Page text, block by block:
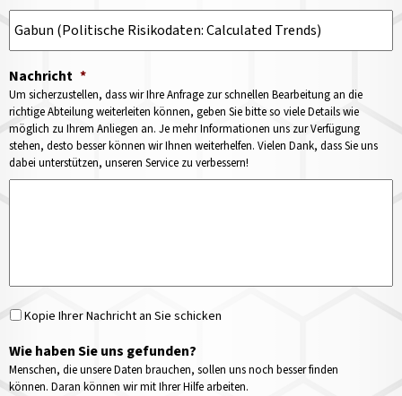
Nachricht *
Um sicherzustellen, dass wir Ihre Anfrage zur schnellen Bearbeitung an die
richtige Abteilung weiterleiten können, geben Sie bitte so viele Details wie
möglich zu Ihrem Anliegen an. Je mehr Informationen uns zur Verfügung
stehen, desto besser können wir Ihnen weiterhelfen. Vielen Dank, dass Sie uns
dabei unterstützen, unseren Service zu verbessern!
Kopie Ihrer Nachricht an Sie schicken
Wie haben Sie uns gefunden?
Menschen, die unsere Daten brauchen, sollen uns noch besser finden
können. Daran können wir mit Ihrer Hilfe arbeiten.